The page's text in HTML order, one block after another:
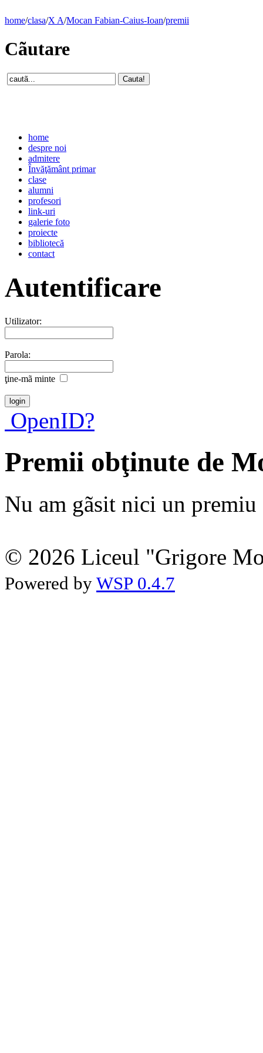
home/clasa/X A/Mocan Fabian-Caius-Ioan/premii
Cãutare
home
despre noi
admitere
Învăţământ primar
clase
alumni
profesori
link-uri
galerie foto
proiecte
bibliotecă
contact
Autentificare
Utilizator:
Parola:
ţine-mã minte
OpenID?
Premii obţinute de
Nu am gãsit nici un premiu
© 2026 Liceul "Grigore
Powered by WSP 0.4.7